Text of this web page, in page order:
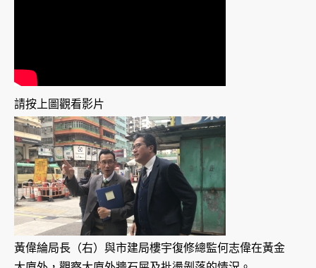
請按上圖觀看影片
黃偉綸局長（右）與市建局樓宇復修總監何志偉在黃金